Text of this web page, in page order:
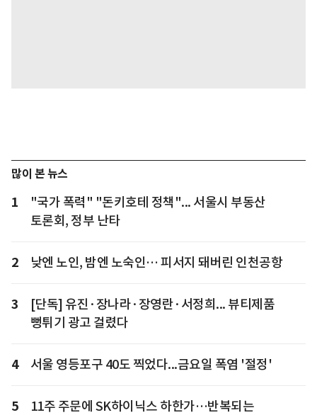
많이 본 뉴스
1
"국가 폭력" "돈키호테 정책"... 서울시 부동산
토론회, 정부 난타
2 낮엔 노인, 밤엔 노숙인… 피서지 돼버린 인천공항
3
[단독] 유진·장나라·장영란·서정희... 뷰티제품
뻥튀기 광고 걸렸다
4 서울 영등포구 40도 찍었다...금요일 폭염 '절정'
5
11주 주문에 SK하이닉스 하한가…반복되는